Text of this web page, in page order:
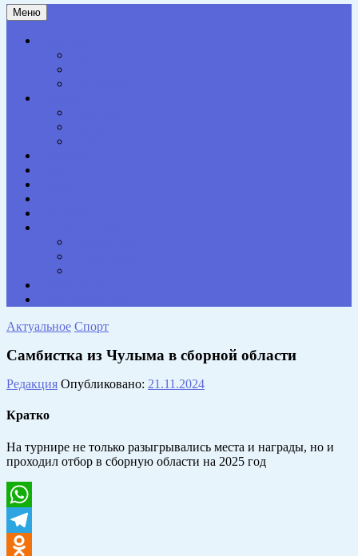
Меню
Актуальное Спорт
Самбистка из Чулыма в сборной области
Редакция Опубликовано: 21.11.2024
Кратко
На турнире не только разыгрывались места и награды, но и
проходил отбор в сборную области на 2025 год
WhatsApp
Telegram